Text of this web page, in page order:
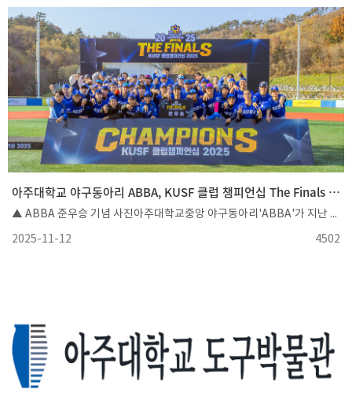
아주대학교 야구동아리 ABBA, KUSF 클럽 챔피언십 The Finals 최종 준우승
▲ ABBA 준우승 기념 사진아주대학교중앙 야구동아리'ABBA'가 지난 11월 8일 토요일부터 11월 9일 일요일까지 이틀 간 개최된 2025 KUSF 클럽 챔피언십 The Finals에서 최종 준우승을 차지했다.ABBA는 지난 8월 1일, 72개 팀이 참여한 2025 KUSF 클럽 챔피언십 중부권역에서 우승을 차지하며, 중부권역 1위로 The Finals에 진출했다.ABBA는 11월 8일 토요일, The Finals 8강전에서 경상대학교 야구동아리 '경상EB'를 상대로 16:1로 대승을 거두며, 4강 진출을 가장 먼저 확정지었으며, 11월 9일 이어진 4강전에서도 영남대학교 야구동아리 '다이너마이트'를 10:5로 제압하며 결승에 진출했다. 이어서 진행된 결승전에서, ABBA는 경북대학교 야구동아리 '스트라이크'에게 아쉽게 패배하며 최종 준우승을 기록하게 되었다.대회에 참여한 ABBA의 황현학생은 다 같이 노력한만큼 좋은 성과를 거두고 싶었는데, 결승전에서 패배하게되어 아쉽다는 소감과 함께한 팀원들에게 감사하다는 메시지를 전했다.KUSF 클럽 챔피언십은 한국대학스포츠협의회('KUSF')에서 주관하는 대회로, 대학생들에게 많은 스포츠 참여 기회를 제공하고, 이를 통해 건전한 스포츠 문화를 조성하기 위해 개최하고있는 대회이다.
2025-11-12
4502